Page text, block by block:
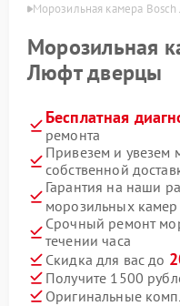
Морозильная камера
Морозильная
Люфт дверцы
Бесплатная
ремонта
Привезем и увезем
собственной
Гарантия на наши
морозильных камер
Срочный ремонт
течении часа
Скидка для вас до
Получите 1500
Оригинальные